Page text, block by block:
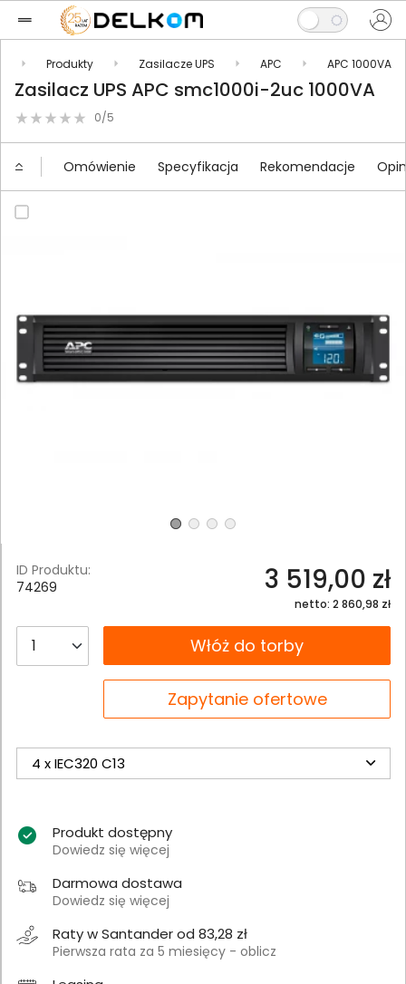
Produkty Zasilacze UPS APC APC 1000VA
Zasilacz UPS APC smc1000i-2uc 1000VA
0/5
Omówienie Specyfikacja Rekomendacje
ID Produktu:
74269
3 519,00 zł
netto: 2 860,98 zł
__B2C.PRODUCT.QUANTITYWłóż do torby
Zapytanie ofertowe
4 x IEC320 C13
Produkt dostępny
Dowiedz się więcej
Darmowa dostawa
Dowiedz się więcej
Raty w Santander od 83,28 zł
Pierwsza rata za 5 miesięcy - oblicz